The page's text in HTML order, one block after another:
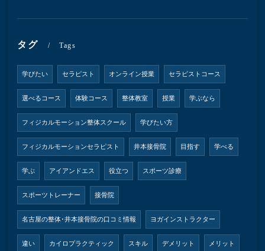
タグ Tags
学びたい セラピスト オンライン授業 セラピストコース
選べるコース 体験コース 整体教室 授業 学ぶなら
フィジカルモーション整体スクール 学びたい方
フィジカルモーションセラピスト 井本接骨院 目指す 学べる
学ぶ アイアンドエス 役立つ スポーツ診療
スポーツトレーナー 接骨院
名古屋の整体･井本接骨院の口コミ情報 ヨガインストラクター
違い カイロプラクティック スキル デメリット メリット